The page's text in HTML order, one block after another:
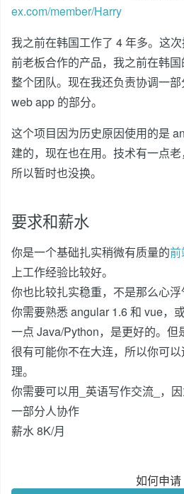
ex.com/member/Harry
我之前在韩国工作了 4 年多。这
前老板合作的产品，我之前在韩
整个团队。现在我还负责协调一
web app 的部分。
这个项目因为历史原因使用的是
建的，现在也在用。技术有一点老
所以暂时也没换。
要求和薪水
你是一个基础扎实稍微有质量的前
上工作经验比较好。
你也比较扎实稳重，不是那么心
你需要熟悉 angular 1.6 和 vue，
一点 Java/Python，是更好的。但
很有可能你不在大连，所以你可
理。
你需要可以用_英语写作交流_，
一部分人协作
薪水 8K/月
如何申请